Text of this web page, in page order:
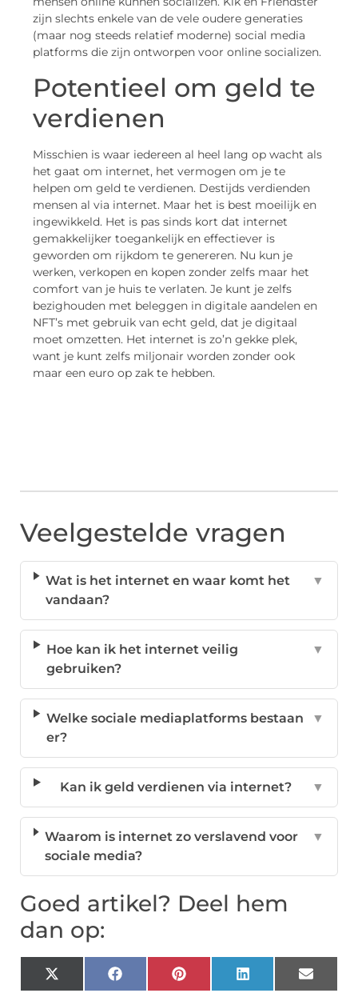
zijn slechts enkele van de vele oudere generaties
(maar nog steeds relatief moderne) social media
platforms die zijn ontworpen voor online socializen.
Potentieel om geld te
verdienen
Misschien is waar iedereen al heel lang op wacht als
het gaat om internet, het vermogen om je te
helpen om geld te verdienen. Destijds verdienden
mensen al via internet. Maar het is best moeilijk en
ingewikkeld. Het is pas sinds kort dat internet
gemakkelijker toegankelijk en effectiever is
geworden om rijkdom te genereren. Nu kun je
werken, verkopen en kopen zonder zelfs maar het
comfort van je huis te verlaten. Je kunt je zelfs
bezighouden met beleggen in digitale aandelen en
NFT’s met gebruik van echt geld, dat je digitaal
moet omzetten. Het internet is zo’n gekke plek,
want je kunt zelfs miljonair worden zonder ook
maar een euro op zak te hebben.
Veelgestelde vragen
Wat is het internet en waar komt het
vandaan?
▼
Hoe kan ik het internet veilig
gebruiken?
▼
Welke sociale mediaplatforms bestaan
er?
▼
Kan ik geld verdienen via internet? ▼
Waarom is internet zo verslavend voor
sociale media?
▼
Goed artikel? Deel hem
dan op:
X
(Twitter)
FacebookPinterestLinkedIn Email